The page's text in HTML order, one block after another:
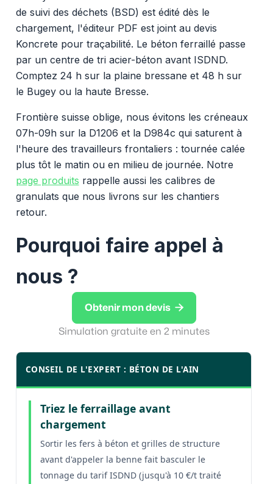
de suivi des déchets (BSD) est édité dès le
chargement, l'éditeur PDF est joint au devis
Koncrete pour traçabilité. Le béton ferraillé passe
par un centre de tri acier-béton avant ISDND.
Comptez 24 h sur la plaine bressane et 48 h sur
le Bugey ou la haute Bresse.
Frontière suisse oblige, nous évitons les créneaux
07h-09h sur la D1206 et la D984c qui saturent à
l'heure des travailleurs frontaliers : tournée calée
plus tôt le matin ou en milieu de journée. Notre
page produits rappelle aussi les calibres de
granulats que nous livrons sur les chantiers
retour.
Pourquoi faire appel à
nous ?
Obtenir mon devis 
Simulation gratuite en 2 minutes
CONSEIL DE L'EXPERT : BÉTON DE L'AIN
Triez le ferraillage avant
chargement
Sortir les fers à béton et grilles de structure
avant d'appeler la benne fait basculer le
tonnage du tarif ISDND (jusqu'à 10 €/t traité